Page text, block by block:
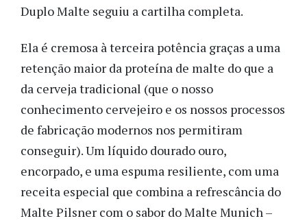
Duplo Malte seguiu a cartilha completa.
Ela é cremosa à terceira potência graças a uma
retenção maior da proteína de malte do que a
da cerveja tradicional (que o nosso
conhecimento cervejeiro e os nossos processos
de fabricação modernos nos permitiram
conseguir). Um líquido dourado ouro,
encorpado, e uma espuma resiliente, com uma
receita especial que combina a refrescância do
Malte Pilsner com o sabor do Malte Munich –